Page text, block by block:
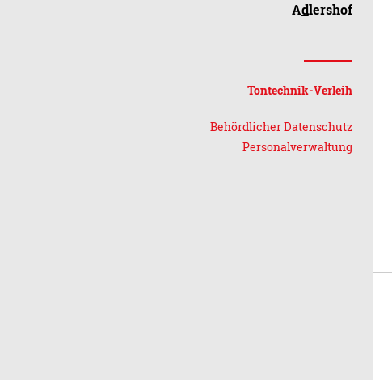
Adlershof
Tontechnik-Verleih
Behördlicher Datenschutz
Personalverwaltung